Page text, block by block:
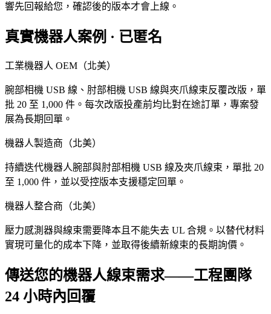
響先回報給您，確認後的版本才會上線。
真實機器人案例 · 已匿名
工業機器人 OEM（北美）
腕部相機 USB 線、肘部相機 USB 線與夾爪線束反覆改版，單
批 20 至 1,000 件。每次改版投產前均比對在途訂單，專案發
展為長期回單。
機器人製造商（北美）
持續迭代機器人腕部與肘部相機 USB 線及夾爪線束，單批 20
至 1,000 件，並以受控版本支援穩定回單。
機器人整合商（北美）
壓力感測器與線束需要降本且不能失去 UL 合規。以替代材料
實現可量化的成本下降，並取得後續新線束的長期詢價。
傳送您的機器人線束需求——工程團隊
24 小時內回覆